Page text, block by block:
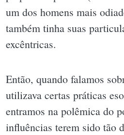
um dos homens mais
também tinha suas
excêntricas.
Então, quando falamos
utilizava certas práticas
entramos na polêmica do
influências terem sido tão